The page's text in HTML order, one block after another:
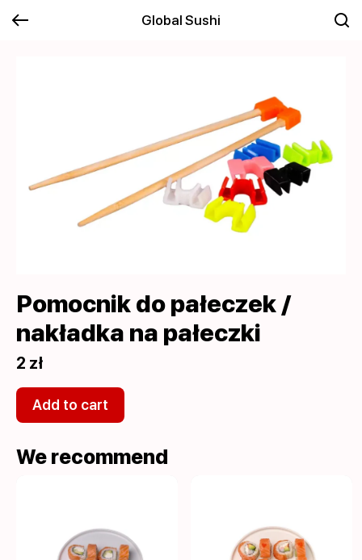
Global Sushi
Pomocnik do pałeczek /
nakładka na pałeczki
2 zł
Add to cart
We recommend